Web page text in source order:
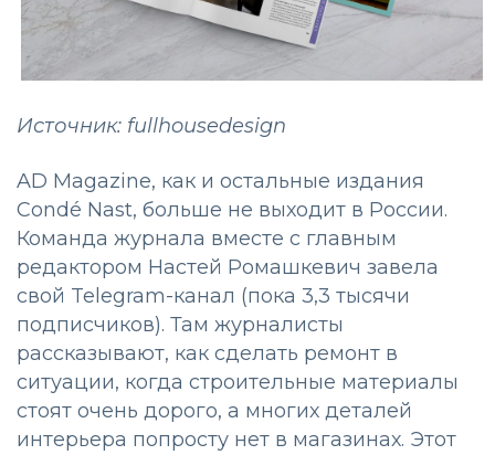
Источник: fullhousedesign
AD Magazine, как и остальные издания
Condé Nast, больше не выходит в России.
Команда журнала вместе с главным
редактором Наcтей Ромашкевич завела
свой Telegram-канал (пока 3,3 тысячи
подписчиков). Там журналисты
рассказывают, как сделать ремонт в
ситуации, когда строительные материалы
стоят очень дорого, а многих деталей
интерьера попросту нет в магазинах. Этот